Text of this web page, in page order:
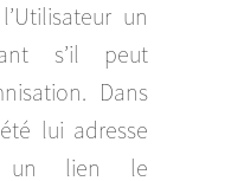
un
s’il peut
Dans
lui adresse
un lien le